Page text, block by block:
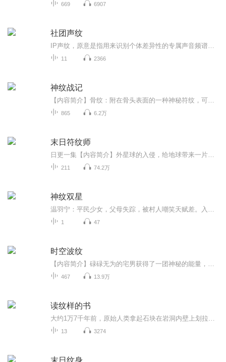
669 6907
社团声纹
11 2366
神纹战记
865 6.2万
末日符纹师
211 74.2万
神纹双星
1 47
时空波纹
467 13.9万
读纹样的书
13 3274
末日纹身